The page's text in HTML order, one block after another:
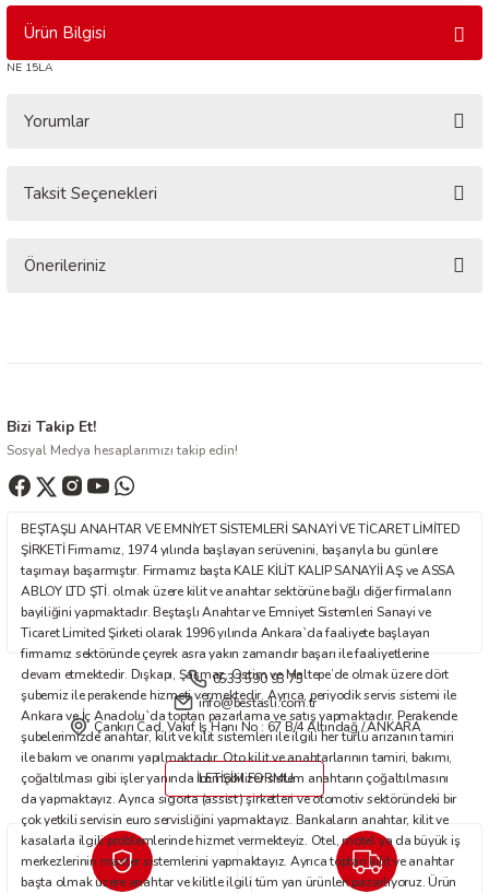
Ürün Bilgisi
NE 15LA
Yorumlar
Bu ürüne ilk yorumu siz yapın!
Taksit Seçenekleri
Önerileriniz
Ürün resmi kalitesiz, bozuk veya görüntülenemiyor.
Ürün açıklamasında eksik bilgiler bulunuyor.
Ürün bilgilerinde hatalar bulunuyor.
Bu ürüne benzer farklı alternatifler olmalı.
Gönder
Bizi Takip Et!
Sosyal Medya hesaplarımızı takip edin!
BEŞTAŞLI ANAHTAR VE EMNİYET SİSTEMLERİ SANAYİ VE TİCARET LİMİTED
ŞİRKETİ Firmamız, 1974 yılında başlayan serüvenini, başarıyla bu günlere
taşımayı başarmıştır. Firmamız başta KALE KİLİT KALIP SANAYİİ AŞ ve ASSA
ABLOY LTD ŞTİ. olmak üzere kilit ve anahtar sektörüne bağlı diğer firmaların
bayiliğini yapmaktadır. Beştaşlı Anahtar ve Emniyet Sistemleri Sanayi ve
Ticaret Limited Şirketi olarak 1996 yılında Ankara`da faaliyete başlayan
firmamız sektöründe çeyrek asra yakın zamandır başarı ile faaliyetlerine
devam etmektedir. Dışkapı, Şaşmaz, Ostim ve Maltepe’de olmak üzere dört
şubemiz ile perakende hizmeti vermektedir. Ayrıca, periyodik servis sistemi ile
Ankara ve İç Anadolu`da toptan pazarlama ve satış yapmaktadır. Perakende
şubelerimizde anahtar, kilit ve kilit sistemleri ile ilgili her türlü arızanın tamiri
ile bakım ve onarımı yapılmaktadır. Oto kilit ve anahtarlarının tamiri, bakımı,
çoğaltılması gibi işler yanında immobilizer sistem anahtarın çoğaltılmasını
da yapmaktayız. Ayrıca sigorta (assist) şirketleri ve otomotiv sektöründeki bir
çok yetkili servisin euro servisliğini yapmaktayız. Bankaların anahtar, kilit ve
kasalarla ilgili problemlerinde hizmet vermekteyiz. Otel, motel ya da büyük iş
merkezlerinin master sistemlerini yapmaktayız. Ayrıca toptan kilit ve anahtar
başta olmak üzere anahtar ve kilitle ilgili tüm yan ürünleri pazarlıyoruz. Ürün
0533 590 93 75
info@bestasli.com.tr
Çankırı Cad. Vakıf İş Hanı No : 67 B/4 Altındağ / ANKARA
İLETİŞİM FORMU